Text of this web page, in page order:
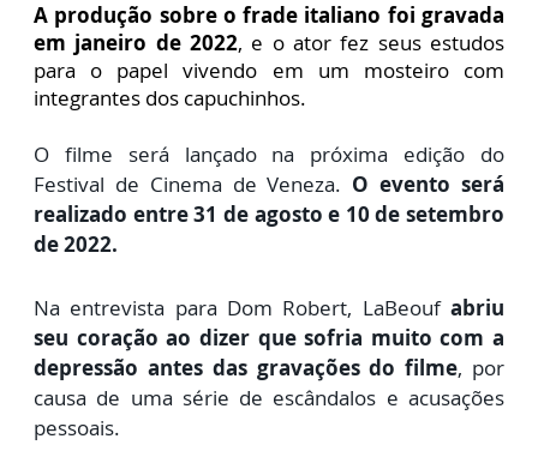
A produção sobre o frade italiano foi gravada
em janeiro de 2022, e o ator fez seus estudos
para o papel vivendo em um mosteiro com
integrantes dos capuchinhos.
O filme será lançado na próxima edição do
Festival de Cinema de Veneza. O evento será
realizado entre 31 de agosto e 10 de setembro
de 2022.
Na entrevista para Dom Robert, LaBeouf abriu
seu coração ao dizer que sofria muito com a
depressão antes das gravações do filme, por
causa de uma série de escândalos e acusações
pessoais.